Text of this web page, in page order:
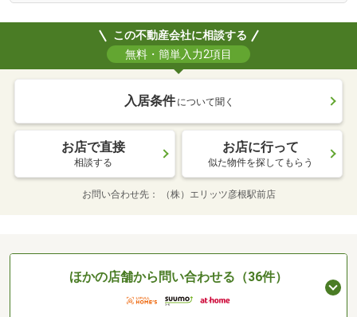
この不動産会社に相談する
無料・簡単入力2項目
入居条件 について聞く
お店で直接
相談する
お店に行って
似た物件を探してもらう
お問い合わせ先 （株）エリッツ彦根駅前店
ほかの店舗から問い合わせる（36件）